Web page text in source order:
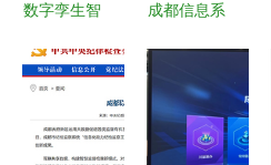
数字孪生智
三维可视化
成都远石助
成都信息系
刃直击围标
串标，广元
市6800万